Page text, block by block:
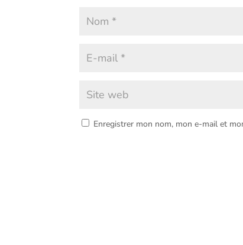
Enregistrer mon nom, mon e-mail et